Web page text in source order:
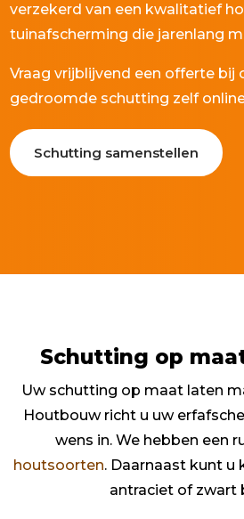
verzekerd van een kwalitatief
tuinafscherming die jarenlang
Vraag vrijblijvend een offerte bij
gedroomde schutting zelf
Schutting samenstellen
Schutting op
Uw schutting op maat laten
Houtbouw richt u uw
wens in. We hebben een
houtsoorten. Daarnaast kunt u
antraciet of zwart